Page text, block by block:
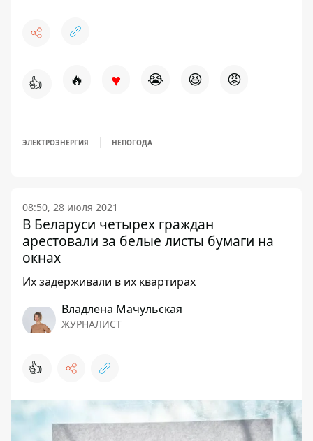
👍 🔥 ♥ 😭 😆 😡
ЭЛЕКТРОЭНЕРГИЯ НЕПОГОДА
08:50, 28 июля 2021
В Беларуси четырех граждан
арестовали за белые листы бумаги на
окнах
Их задерживали в их квартирах
Владлена Мачульская
ЖУРНАЛИСТ
👍